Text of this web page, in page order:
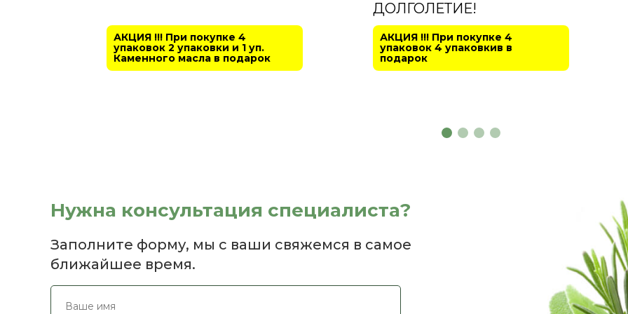
АКЦИЯ !!! При покупке 4
упаковок 2 упаковки и 1 уп.
Каменного масла в подарок
ДОЛГОЛЕТИЕ!
АКЦИЯ !!! При покупке 4
упаковок 4 упаковкив в
подарок
Нужна консультация специалиста?
Заполните форму, мы с ваши свяжемся в самое
ближайшее время.